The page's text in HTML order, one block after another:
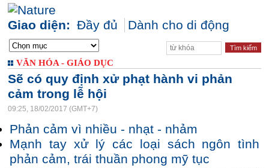
Giao diện: Đầy đủ Dành cho di động
VĂN HÓA - GIÁO DỤC
Sẽ có quy định xử phạt hành vi phản
cảm trong lễ hội
09:25, 18/02/2017 (GMT+7)
Phản cảm vì nhiều - nhạt - nhảm
Mạnh tay xử lý các loại sách ngôn tình
phản cảm, trái thuần phong mỹ tục